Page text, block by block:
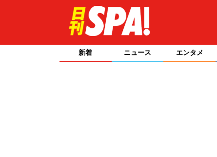
新着 ニュース エンタメ